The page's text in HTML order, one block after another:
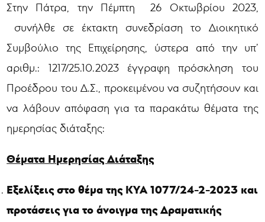
Στην Πάτρα, την Πέμπτη 26 Οκτωβρίου 2023,
συνήλθε σε έκτακτη συνεδρίαση το Διοικητικό
Συμβούλιο της Επιχείρησης, ύστερα από την υπ’
αριθμ.: 1217/25.10.2023 έγγραφη πρόσκληση του
Προέδρου του Δ.Σ., προκειμένου να συζητήσουν και
να λάβουν απόφαση για τα παρακάτω θέματα της
ημερησίας διάταξης:
Θέματα Ημερησίας Διάταξης
Εξελίξεις στο θέμα της ΚΥΑ 1077/24-2-2023 και
προτάσεις για το άνοιγμα της Δραματικής